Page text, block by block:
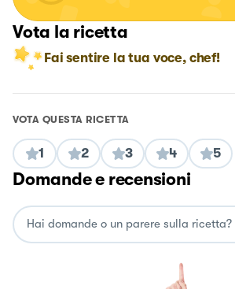
Vota la ricetta
Fai sentire la tua voce, chef!
VOTA QUESTA RICETTA
1 2 3 4 5
Domande e recensioni